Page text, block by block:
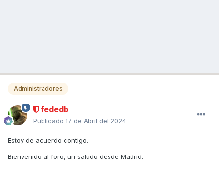
Administradores
fededb
Publicado 17 de Abril del 2024
Estoy de acuerdo contigo.
Bienvenido al foro, un saludo desde Madrid.